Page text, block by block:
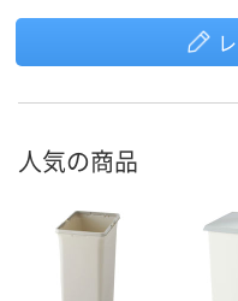
人気の商品